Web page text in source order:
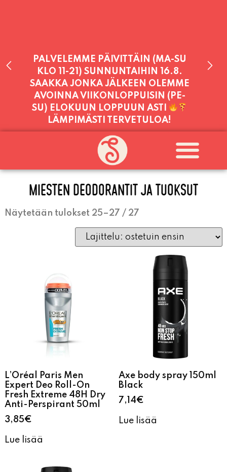
PALVELEMME PÄIVITTÄIN (MA-SU
KLO 11-21) SUNNUNTAIHIN 16.8.
SAAKKA JONKA JÄLKEEN OLEMME
AVOINNA VIIKONLOPPUISIN (PE-
SU) ELOKUUN LOPPUUN ASTI
LÄMPIMÄSTI TERVETULOA!
PALVELEMME TÄNÄÄN:
TORSTAI11:00 - 21:00
MIESTEN DEODORANTIT JA TUOKSUT
Näytetään tulokset 25–27 / 27
L’Oréal Paris Men
Expert Deo Roll-On
Fresh Extreme 48H Dry
Anti-Perspirant 50ml
3,85€
Lue lisää
Axe body spray 150ml
Black
7,14€
Lue lisää